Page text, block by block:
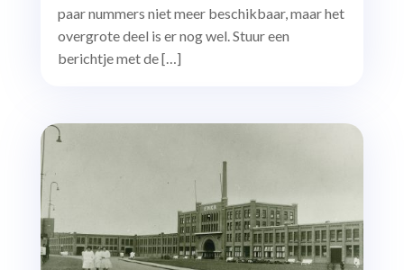
paar nummers niet meer beschikbaar, maar het
overgrote deel is er nog wel. Stuur een
berichtje met de […]